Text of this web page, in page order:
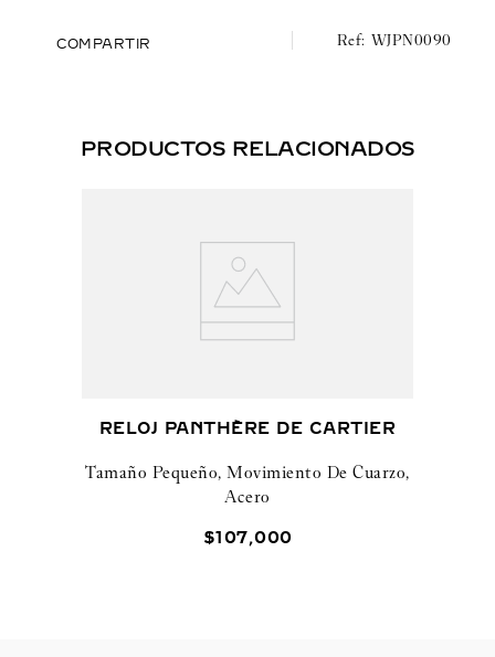
COMPARTIR WJPN0090
PRODUCTOS RELACIONADOS
RELOJ PANTHÈRE DE CARTIER
Tamaño Pequeño, Movimiento De Cuarzo,
Acero
$107,000